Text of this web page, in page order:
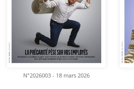
N°2026003 - 18 mars 2026